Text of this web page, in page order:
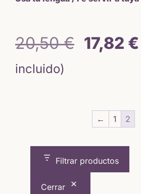
20,50€ El
era:
17,82 €
incluido)
← 1 2
Filtrar productos
Cerrar